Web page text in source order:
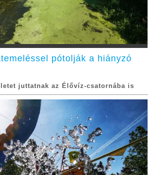
pótolják a hiányzó
juttatnak az Élővíz-csatornába is